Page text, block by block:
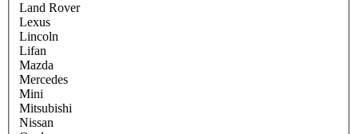
Land Rover
Lexus
Lincoln
Lifan
Mazda
Mercedes
Mini
Mitsubishi
Nissan